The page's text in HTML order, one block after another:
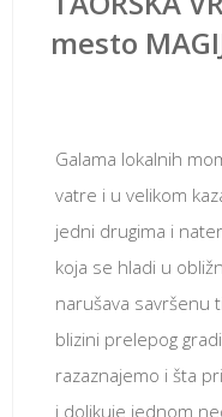
mesto
Galama lokalnih
vatre i u velikom
jedni drugima i
koja se hladi u
narušava savršenu
blizini prelepog
razaznajemo i šta
i dolikuje jednom